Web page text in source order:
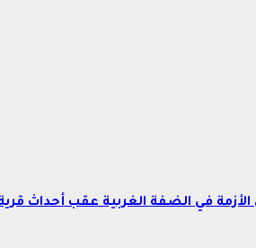
في الضفة الغربية عقب أحداث